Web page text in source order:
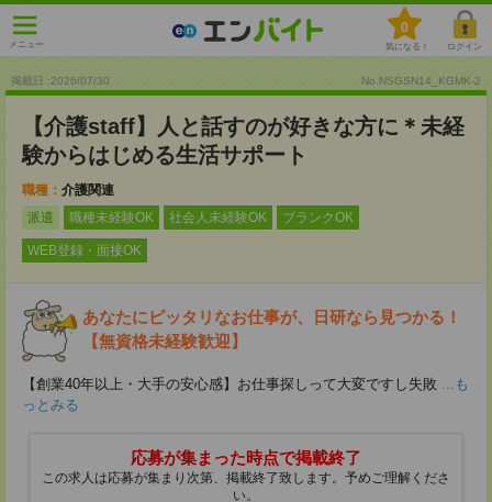
メニュー
0
気になる！ ログイン
掲載日 :2026/07/30 No.NSGSN14_KGMK-2
【介護staff】人と話すのが好きな方に＊未経
験からはじめる生活サポート
職種： 介護関連
派遣
職種未経験OK 社会人未経験OK ブランクOK
WEB登録・面接OK
あなたにピッタリなお仕事が、日研なら見つかる！
【無資格未経験歓迎】
【創業40年以上・大手の安心感】お仕事探しって大変ですし失敗 ...も
っとみる
応募が集まった時点で掲載終了
この求人は応募が集まり次第、掲載終了致します。予めご理解くださ
い。